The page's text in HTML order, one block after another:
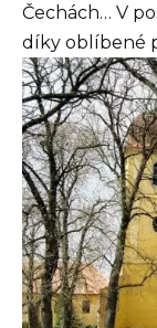
Čechách… V
díky oblíbené